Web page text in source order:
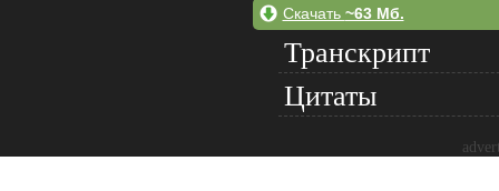
Скачать ~63 Мб.
Транскрипт
Цитаты